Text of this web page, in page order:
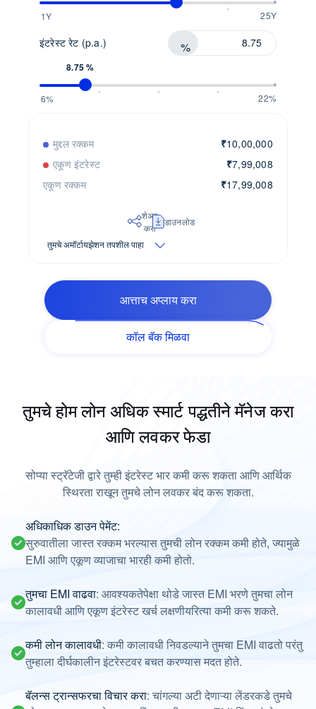
1Y 25Y
इंटरेस्ट रेट (p.a.) %
8.75 %
6% 22%
मुद्दल रक्कम ₹10,00,000
एकूण इंटरेस्ट
₹7,99,008
एकूण रक्कम
₹17,99,008
शेअर
करा
डाउनलोड
तुमचे अमॉर्टायझेशन तपशील पाहा
आत्ताच अप्लाय करा
कॉल बॅक मिळवा
तुमचे होम लोन अधिक स्मार्ट पद्धतीने मॅनेज करा
आणि लवकर फेडा
सोप्या स्ट्रॅटेजी द्वारे तुम्ही इंटरेस्ट भार कमी करू शकता आणि आर्थिक
स्थिरता राखून तुमचे लोन लवकर बंद करू शकता.
अधिकाधिक डाउन पेमेंट:
सुरुवातीला जास्त रक्कम भरल्यास तुमची लोन रक्कम कमी होते, ज्यामुळे
EMI आणि एकूण व्याजाचा भारही कमी होतो.
तुमचा EMI वाढवा: आवश्यकतेपेक्षा थोडे जास्त EMI भरणे तुमचा लोन
कालावधी आणि एकूण इंटरेस्ट खर्च लक्षणीयरित्या कमी करू शकते.
कमी लोन कालावधी: कमी कालावधी निवडल्याने तुमचा EMI वाढतो परंतु
तुम्हाला दीर्घकालीन इंटरेस्टवर बचत करण्यास मदत होते.
बॅलन्स ट्रान्सफरचा विचार करा: चांगल्या अटी देणाऱ्या लेंडरकडे तुमचे